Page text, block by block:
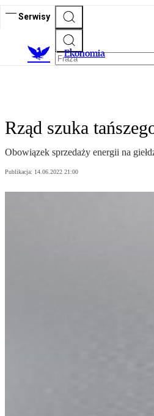
Serwisy
Ekonomia
Rząd szuka
Obowiązek sprzedaży energii na
Publikacja: 14.06.2022 21:00